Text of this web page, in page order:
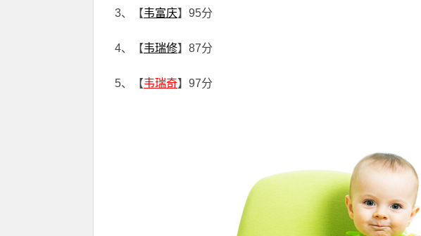
3、【韦富庆】95分
4、【韦瑞修】87分
5、【韦瑞奇】97分